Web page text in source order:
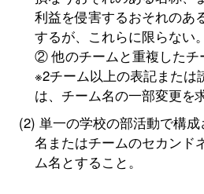
利益を侵害するおそれのあ
するが、これらに限らない。
② 他のチームと重複したチ
※2チーム以上の表記または
は、チーム名の一部変更を
単一の学校の部活動で構
名またはチームのセカンド
ム名とすること。